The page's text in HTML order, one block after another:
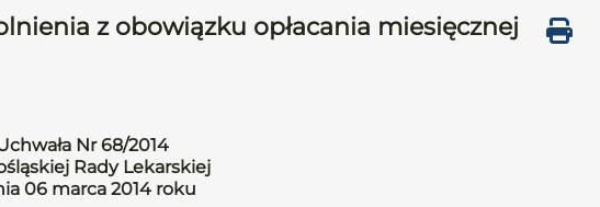
z obowiązku opłacania miesięcznej
Nr 68/2014
Rady Lekarskiej
06 marca 2014 roku